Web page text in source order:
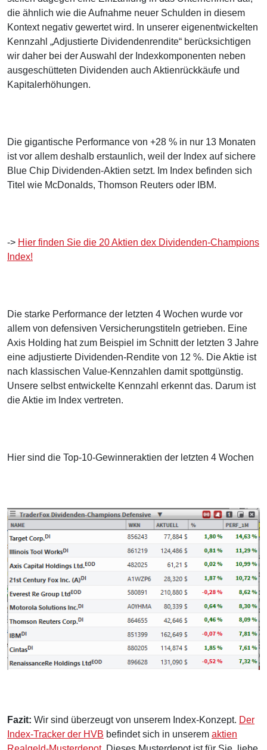
die ähnlich wie die Aufnahme neuer Schulden in diesem
Kontext negativ gewertet wird. In unserer eigenentwickelten
Kennzahl „Adjustierte Dividendenrendite“ berücksichtigen
wir daher bei der Auswahl der Indexkomponenten neben
ausgeschütteten Dividenden auch Aktienrückkäufe und
Kapitalerhöhungen.
Die gigantische Performance von +28 % in nur 13 Monaten
ist vor allem deshalb erstaunlich, weil der Index auf sichere
Blue Chip Dividenden-Aktien setzt. Im Index befinden sich
Titel wie McDonalds, Thomson Reuters oder IBM.
-> Hier finden Sie die 20 Aktien dex Dividenden-Champions
Index!
Die starke Performance der letzten 4 Wochen wurde vor
allem von defensiven Versicherungstiteln getrieben. Eine
Axis Holding hat zum Beispiel im Schnitt der letzten 3 Jahre
eine adjustierte Dividenden-Rendite von 12 %. Die Aktie ist
nach klassischen Value-Kennzahlen damit spottgünstig.
Unsere selbst entwickelte Kennzahl erkennt das. Darum ist
die Aktie im Index vertreten.
Hier sind die Top-10-Gewinneraktien der letzten 4 Wochen
Fazit: Wir sind überzeugt von unserem Index-Konzept. Der
Index-Tracker der HVB befindet sich in unserem aktien